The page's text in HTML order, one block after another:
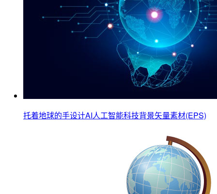
托着地球的手设计AI人工智能科技背景矢量素材(EPS)